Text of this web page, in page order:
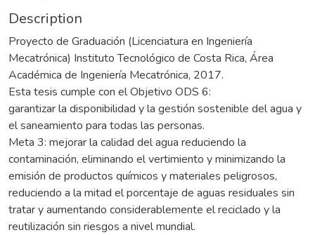
Description
Proyecto de Graduación (Licenciatura en Ingeniería
Mecatrónica) Instituto Tecnológico de Costa Rica, Área
Académica de Ingeniería Mecatrónica, 2017.
Esta tesis cumple con el Objetivo ODS 6:
garantizar la disponibilidad y la gestión sostenible del agua y
el saneamiento para todas las personas.
Meta 3: mejorar la calidad del agua reduciendo la
contaminación, eliminando el vertimiento y minimizando la
emisión de productos químicos y materiales peligrosos,
reduciendo a la mitad el porcentaje de aguas residuales sin
tratar y aumentando considerablemente el reciclado y la
reutilización sin riesgos a nivel mundial.